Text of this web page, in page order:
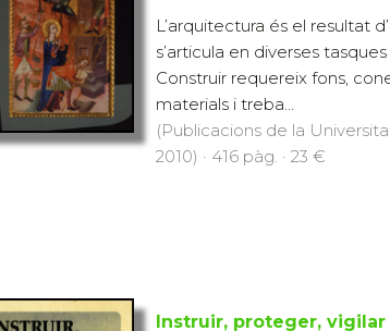
L’arquitectura és el resultat
s’articula en diverses
Construir requereix fons,
materials i treba...
(Publicacions de la
2010) · 416 pàg. · 23 €
Instruir, proteger, vigilar